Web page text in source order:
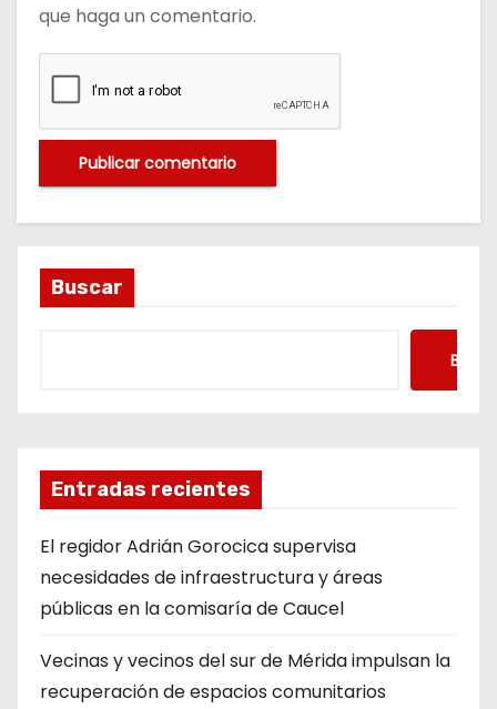
que haga un comentario.
Buscar
Entradas recientes
El regidor Adrián Gorocica supervisa
necesidades de infraestructura y áreas
públicas en la comisaría de Caucel
Vecinas y vecinos del sur de Mérida impulsan la
recuperación de espacios comunitarios